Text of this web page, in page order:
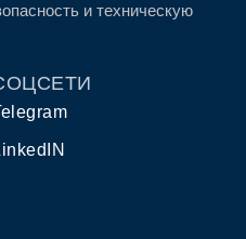
и техническую